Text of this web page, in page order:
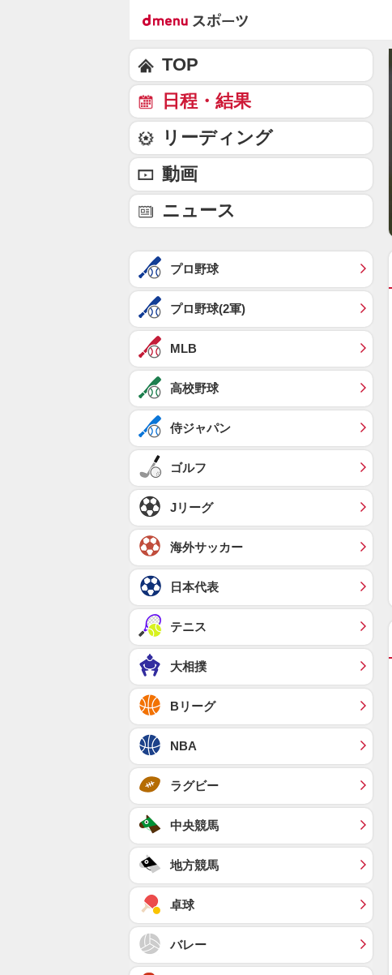
TOP
日程・結果
リーディング
動画
ニュース
プロ野球
プロ野球(2軍)
MLB
高校野球
侍ジャパン
ゴルフ
Jリーグ
海外サッカー
日本代表
テニス
大相撲
Bリーグ
NBA
ラグビー
中央競馬
地方競馬
卓球
バレー